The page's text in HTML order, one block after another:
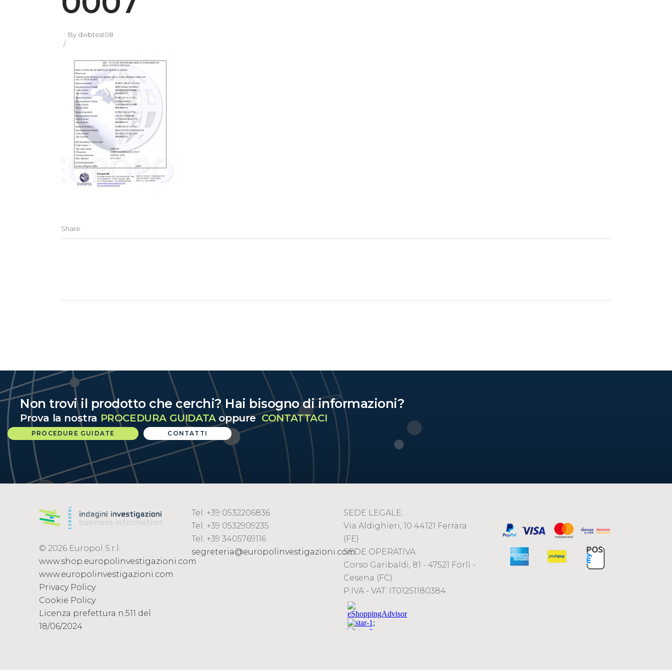
By dwbtest08
Share
Non trovi il prodotto che cerchi? Hai bisogno di informazioni?
Prova la nostra PROCEDURA GUIDATAoppureCONTATTACI
PROCEDURE GUIDATE CONTATTI
© 2026 Europol S.r.l.
www.shop.europolinvestigazioni.com
www.europolinvestigazioni.com
Privacy Policy
Cookie Policy
Licenza prefettura n.511 del
18/06/2024
Tel. +39 0532206836
Tel. +39 0532909235
Tel. +39 3405769116
segreteria@europolinvestigazioni.com
SEDE LEGALE:
Via Aldighieri, 10 44121 Ferrara
(FE)
SEDE OPERATIVA:
Corso Garibaldi, 81 - 47521 Forlì -
Cesena (FC)
P.IVA - VAT: IT01251180384